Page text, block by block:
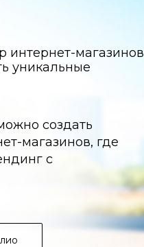
интернет-магазинов
уникальные
создать
магазинов, где
с